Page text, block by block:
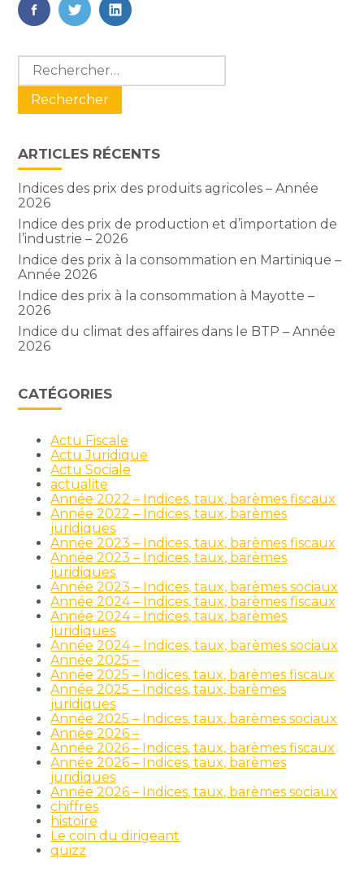
FaceBook
TwitterLinkedIn
Blog
sidebar
Rechercher :
ARTICLES RÉCENTS
Indices des prix des produits agricoles – Année
2026
Indice des prix de production et d’importation de
l’industrie – 2026
Indice des prix à la consommation en Martinique –
Année 2026
Indice des prix à la consommation à Mayotte –
2026
Indice du climat des affaires dans le BTP – Année
2026
CATÉGORIES
Actu Fiscale
Actu Juridique
Actu Sociale
actualite
Année 2022 – Indices, taux, barèmes fiscaux
Année 2022 – Indices, taux, barèmes
juridiques
Année 2023 – Indices, taux, barèmes fiscaux
Année 2023 – Indices, taux, barèmes
juridiques
Année 2023 – Indices, taux, barèmes sociaux
Année 2024 – Indices, taux, barèmes fiscaux
Année 2024 – Indices, taux, barèmes
juridiques
Année 2024 – Indices, taux, barèmes sociaux
Année 2025 –
Année 2025 – Indices, taux, barèmes fiscaux
Année 2025 – Indices, taux, barèmes
juridiques
Année 2025 – Indices, taux, barèmes sociaux
Année 2026 –
Année 2026 – Indices, taux, barèmes fiscaux
Année 2026 – Indices, taux, barèmes
juridiques
Année 2026 – Indices, taux, barèmes sociaux
chiffres
histoire
Le coin du dirigeant
quizz